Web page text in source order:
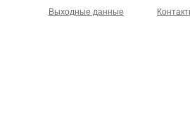
Выходные данные